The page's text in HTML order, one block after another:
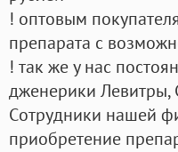
! оптовым
препарата с
! так же у нас
дженерики
Cотрудники нашей
приобретение